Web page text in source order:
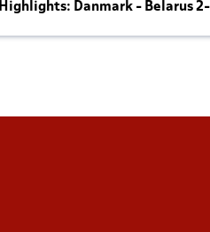
Highlights: Danmark - Belarus